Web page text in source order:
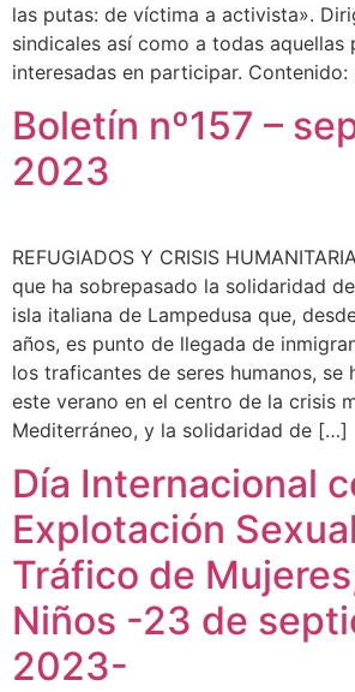
las putas: de víctima a activista».
sindicales así como a todas aquellas
interesadas en participar.
Boletín nº157 –
2023
REFUGIADOS Y CRISIS
que ha sobrepasado la solidaridad
isla italiana de Lampedusa que,
años, es punto de llegada de
los traficantes de seres humanos, se
este verano en el centro de la crisis
Mediterráneo, y la solidaridad de […]
Día Internacional
Explotación
Tráfico de
Niños -23 de
2023-